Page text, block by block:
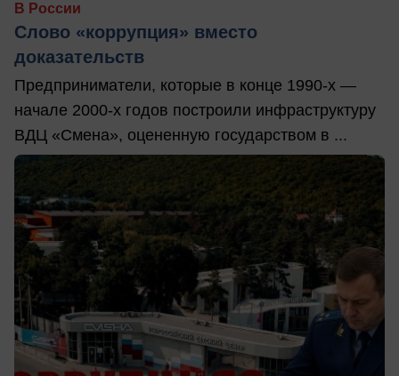
В России
Слово «коррупция» вместо
доказательств
Предприниматели, которые в конце 1990-х —
начале 2000-х годов построили инфраструктуру
ВДЦ «Смена», оцененную государством в ...